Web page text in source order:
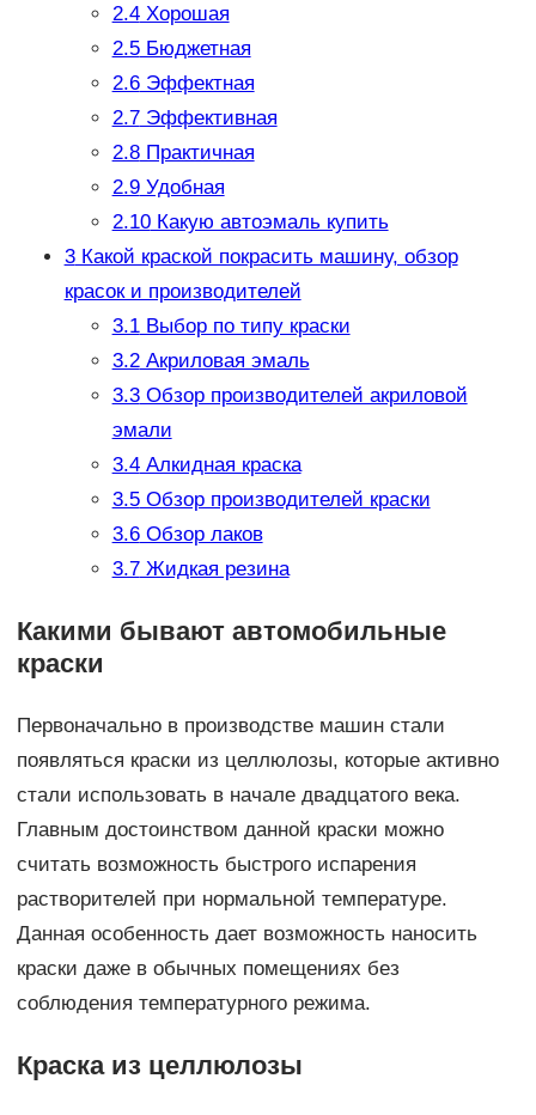
2.4Хорошая
2.5Бюджетная
2.6Эффектная
2.7Эффективная
2.8Практичная
2.9Удобная
2.10Какую автоэмаль купить
3Какой краской покрасить машину, обзор
красок и производителей
3.1Выбор по типу краски
3.2Акриловая эмаль
3.3Обзор производителей акриловой
эмали
3.4Алкидная краска
3.5Обзор производителей краски
3.6Обзор лаков
3.7Жидкая резина
Какими бывают автомобильные
краски
Первоначально в производстве машин стали
появляться краски из целлюлозы, которые активно
стали использовать в начале двадцатого века.
Главным достоинством данной краски можно
считать возможность быстрого испарения
растворителей при нормальной температуре.
Данная особенность дает возможность наносить
краски даже в обычных помещениях без
соблюдения температурного режима.
Краска из целлюлозы